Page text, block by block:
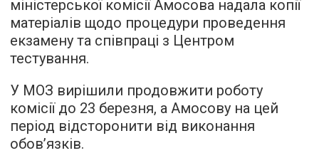
міністерської комісії Амосова надала копії
матеріалів щодо процедури проведення
екзамену та співпраці з Центром
тестування.
У МОЗ вирішили продовжити роботу
комісії до 23 березня, а Амосову на цей
період відсторонити від виконання
обов’язків.